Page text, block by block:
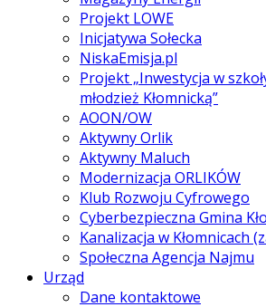
Projekt LOWE
Inicjatywa Sołecka
NiskaEmisja.pl
Projekt „Inwestycja w
młodzież Kłomnicką”
AOON/OW
Aktywny Orlik
Aktywny Maluch
Modernizacja ORLIKÓW
Klub Rozwoju Cyfrowego
Cyberbezpieczna Gmina
Kanalizacja w Kłomnicach
Społeczna Agencja Najmu
Urząd
Dane kontaktowe